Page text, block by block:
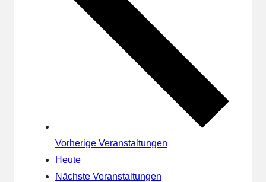
Vorherige Veranstaltungen
Heute
Nächste Veranstaltungen